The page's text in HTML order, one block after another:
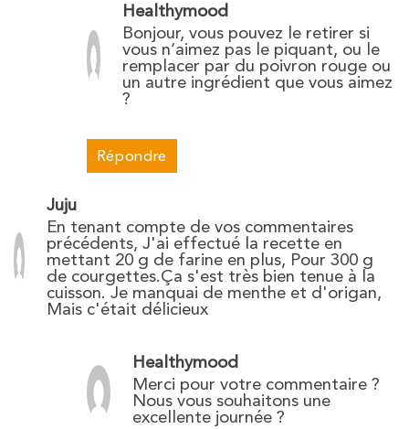
Healthymood
Bonjour, vous pouvez le retirer si
vous n’aimez pas le piquant, ou le
remplacer par du poivron rouge ou
un autre ingrédient que vous aimez
?
Répondre
Juju
En tenant compte de vos commentaires
précédents, J'ai effectué la recette en
mettant 20 g de farine en plus, Pour 300 g
de courgettes.Ça s'est très bien tenue à la
cuisson. Je manquai de menthe et d'origan,
Mais c'était délicieux
Healthymood
Merci pour votre commentaire ?
Nous vous souhaitons une
excellente journée ?